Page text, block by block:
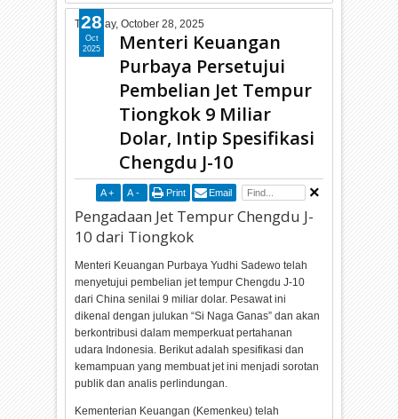
Tuesday, October 28, 2025
Menteri Keuangan
Purbaya Persetujui
Pembelian Jet Tempur
Tiongkok 9 Miliar
Dolar, Intip Spesifikasi
Chengdu J-10
A + A - Print Email
Pengadaan Jet Tempur Chengdu J-
10 dari Tiongkok
Menteri Keuangan Purbaya Yudhi Sadewo telah
menyetujui pembelian jet tempur Chengdu J-10
dari China senilai 9 miliar dolar. Pesawat ini
dikenal dengan julukan “Si Naga Ganas” dan akan
berkontribusi dalam memperkuat pertahanan
udara Indonesia. Berikut adalah spesifikasi dan
kemampuan yang membuat jet ini menjadi sorotan
publik dan analis perlindungan.
Kementerian Keuangan (Kemenkeu) telah
28
Oct
2025